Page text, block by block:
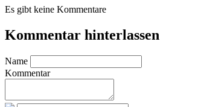
Es gibt keine Kommentare
Kommentar hinterlassen
Name
Kommentar